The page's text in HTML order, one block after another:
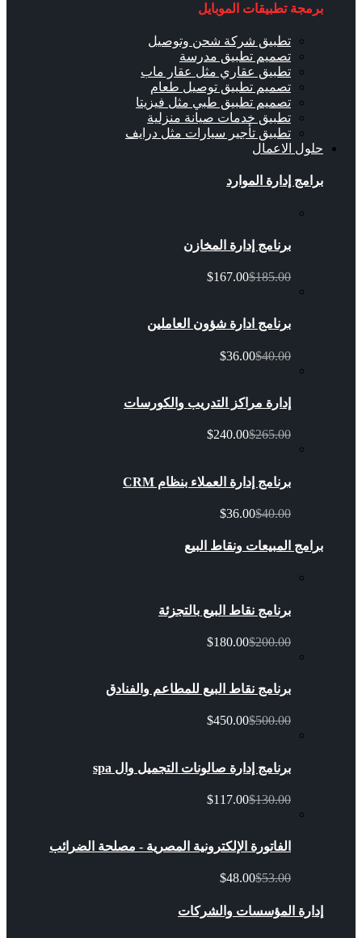
برمجة تطبيقات الموبايل
تطبيق شركة شحن وتوصيل
تصميم تطبيق مدرسة
تطبيق عقاري مثل عقار ماب
تصميم تطبيق توصيل طعام
تصميم تطبيق طبي مثل فيزيتا
تطبيق خدمات صيانة منزلية
تطبيق تأجير سيارات مثل درايف
حلول الاعمال
برامج إدارة الموارد
برنامج إدارة المخازن
$167.00$185.00
برنامج ادارة شؤون العاملين
$36.00$40.00
إدارة مراكز التدريب والكورسات
$240.00$265.00
برنامج إدارة العملاء بنظام CRM
$36.00$40.00
برامج المبيعات ونقاط البيع
برنامج نقاط البيع بالتجزئة
$180.00$200.00
برنامج نقاط البيع للمطاعم والفنادق
$450.00$500.00
برنامج إدارة صالونات التجميل وال spa
$117.00$130.00
الفاتورة الإلكترونية المصرية - مصلحة الضرائب
$48.00$53.00
إدارة المؤسسات والشركات